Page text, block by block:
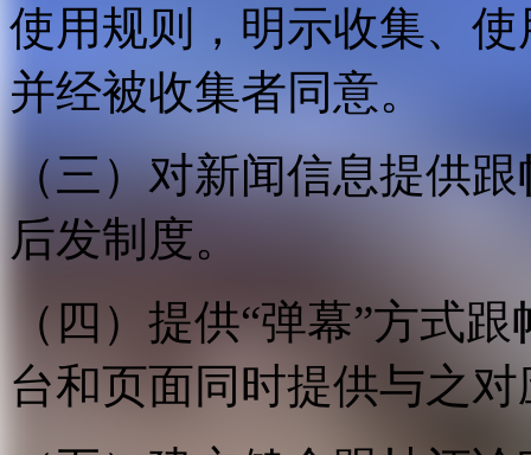
使用规则，明示收集、
并经被收集者同意。
（三）对新闻信息提供
后发制度。
（四）提供“弹幕”方式
台和页面同时提供与之